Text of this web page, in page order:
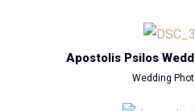
Apostolis Psilos
Wedding